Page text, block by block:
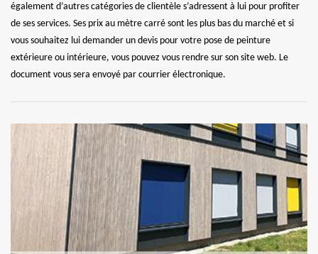
également d’autres catégories de clientèle s’adressent à lui pour profiter
de ses services. Ses prix au mètre carré sont les plus bas du marché et si
vous souhaitez lui demander un devis pour votre pose de peinture
extérieure ou intérieure, vous pouvez vous rendre sur son site web. Le
document vous sera envoyé par courrier électronique.